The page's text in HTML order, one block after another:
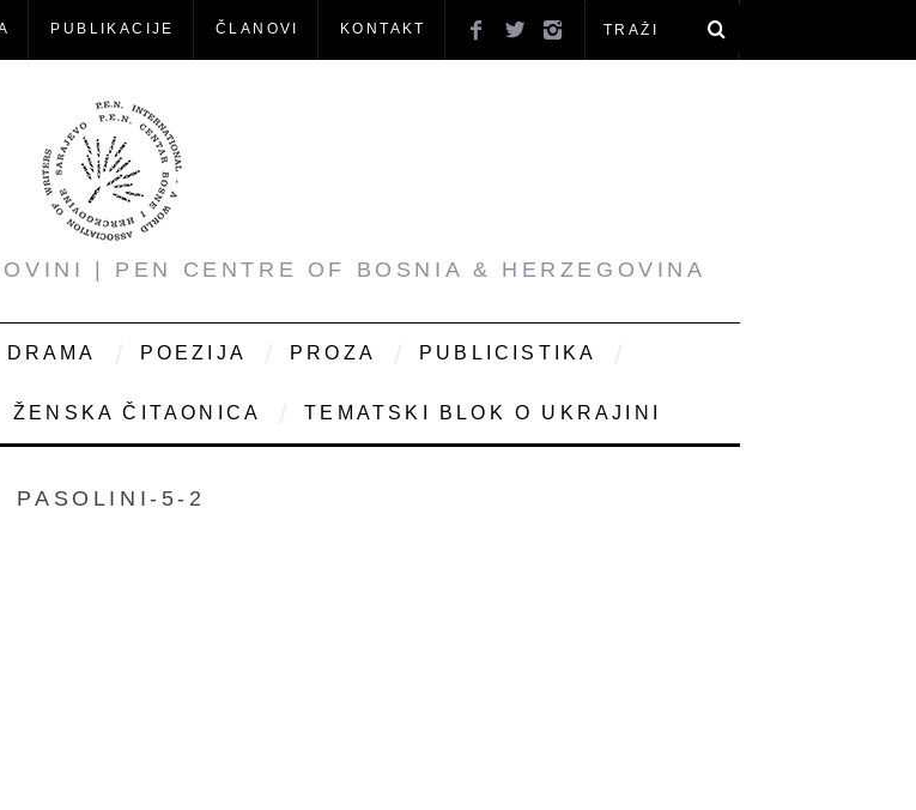
PUBLIKACIJE ČLANOVI KONTAKT
| PEN CENTRE OF BOSNIA & HERZEGOVINA
DRAMA POEZIJA PROZA PUBLICISTIKA
ŽENSKA ČITAONICA TEMATSKI BLOK O UKRAJINI
PASOLINI-5-2